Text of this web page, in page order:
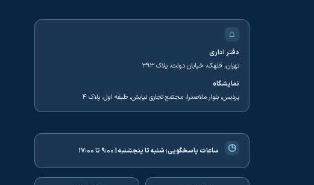
⌂
دفتر اداری
تهران، قلهک، خیابان دولت، پلاک ۳۹۳
نمایشگاه
پردیس، بلوار ملاصدرا، مجتمع تجاری نیایش، طبقه اول، پلاک ۴
◷ ساعات پاسخگویی:شنبه تا پنجشنبه | ۹:۰۰ تا ۱۷:۰۰